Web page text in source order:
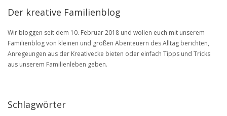
Der kreative Familienblog
Wir bloggen seit dem 10. Februar 2018 und wollen euch mit unserem
Familienblog von kleinen und großen Abenteuern des Alltag berichten,
Anregeungen aus der Kreativecke bieten oder einfach Tipps und Tricks
aus unserem Familienleben geben.
Schlagwörter